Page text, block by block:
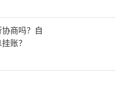
商吗？自
账？